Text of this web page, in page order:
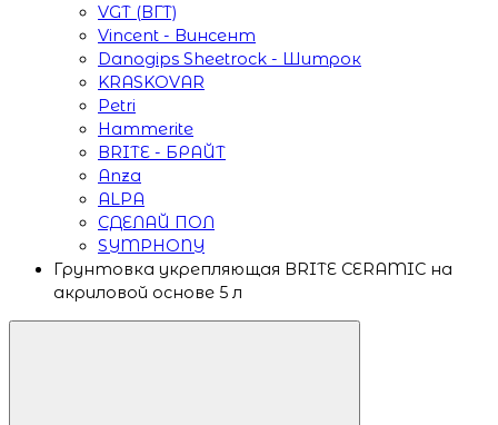
VGT (ВГТ)
Vincent - Винсент
Danogips Sheetrock - Шитрок
KRASKOVAR
Petri
Hammerite
BRITE - БРАЙТ
Anza
ALPA
СДЕЛАЙ ПОЛ
SYMPHONY
Грунтовка укрепляющая BRITE CERAMIC на
акриловой основе 5 л